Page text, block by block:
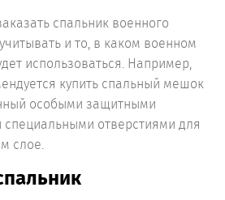
спальник военного
и то, в каком военном
использоваться. Например,
купить спальный мешок
особыми защитными
отверстиями для
слое.